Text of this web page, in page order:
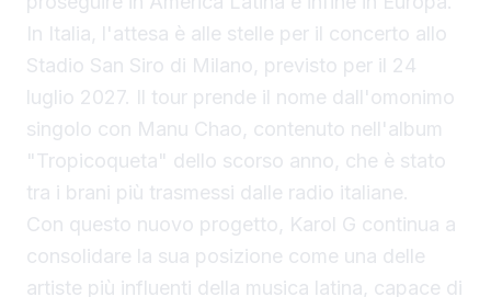
In Italia, l'attesa è alle stelle per il concerto allo
Stadio San Siro di Milano, previsto per il 24
luglio 2027. Il tour prende il nome dall'omonimo
singolo con Manu Chao, contenuto nell'album
"Tropicoqueta" dello scorso anno, che è stato
tra i brani più trasmessi dalle radio italiane.
Con questo nuovo progetto, Karol G continua a
consolidare la sua posizione come una delle
artiste più influenti della musica latina, capace di